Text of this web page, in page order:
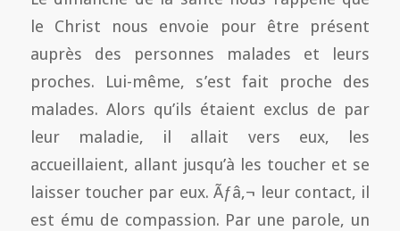
le Christ nous envoie pour être présent
auprès des personnes malades et leurs
proches. Lui-même, s’est fait proche des
malades. Alors qu’ils étaient exclus de par
leur maladie, il allait vers eux, les
accueillaient, allant jusqu’à les toucher et se
laisser toucher par eux. Ãƒâ‚¬ leur contact, il
est ému de compassion. Par une parole, un